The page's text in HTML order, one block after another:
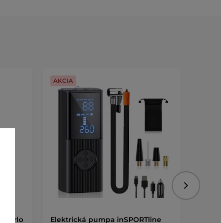
Elektrická pumpa inSPORTline
AKCIA